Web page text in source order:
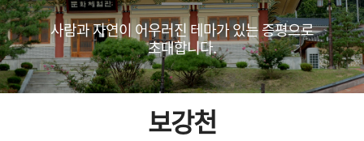
사람과 자연이 어우러진 테마가 있는 증평으로
초대합니다.
보강천